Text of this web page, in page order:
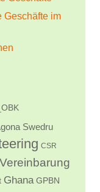
Geschäfte im
Swedru
CSR
Ghana GPBN